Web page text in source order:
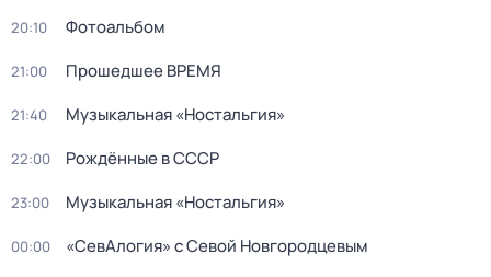
20:10 Фотоальбом
21:00 Прошедшее ВРЕМЯ
21:40 Музыкальная «Ностальгия»
22:00 Рождённые в СССР
23:00 Музыкальная «Ностальгия»
00:00 «СевАлогия» с Севой Новгородцевым